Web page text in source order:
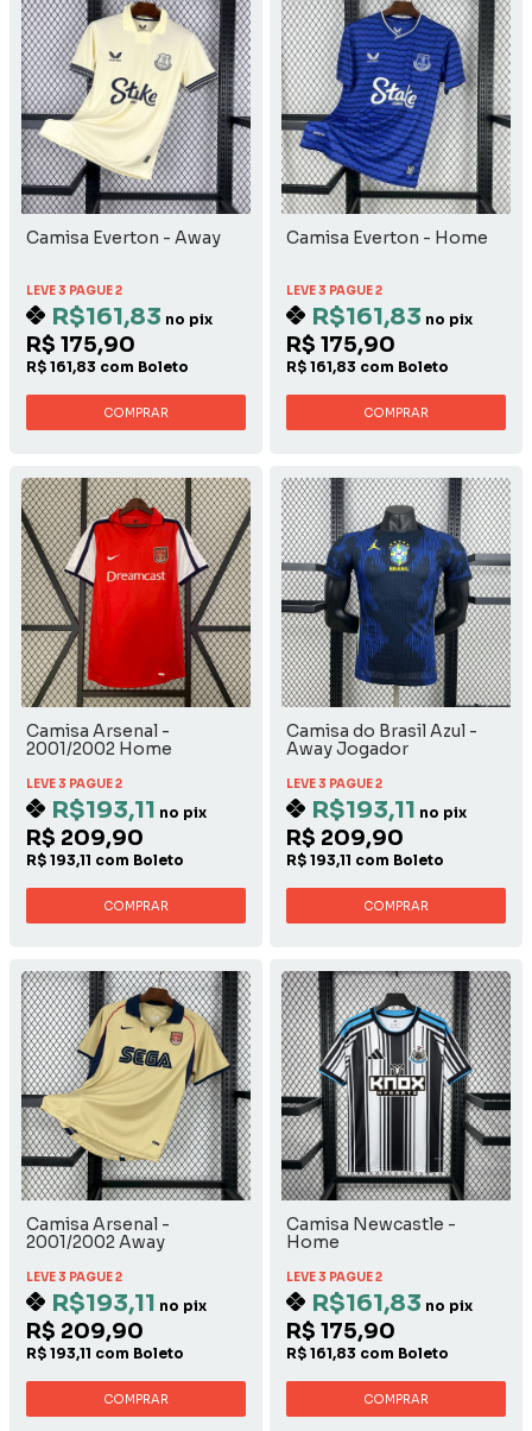
Camisa Everton - Away
LEVE 3 PAGUE 2
R$161,83 no pix
R$ 175,90
R$ 161,83 com Boleto
COMPRAR
Camisa Everton - Home
LEVE 3 PAGUE 2
R$161,83 no pix
R$ 175,90
R$ 161,83 com Boleto
COMPRAR
Camisa Arsenal -
2001/2002 Home
LEVE 3 PAGUE 2
R$193,11 no pix
R$ 209,90
R$ 193,11 com Boleto
COMPRAR
Camisa do Brasil Azul -
Away Jogador
LEVE 3 PAGUE 2
R$193,11 no pix
R$ 209,90
R$ 193,11 com Boleto
COMPRAR
Camisa Arsenal -
2001/2002 Away
LEVE 3 PAGUE 2
R$193,11 no pix
R$ 209,90
R$ 193,11 com Boleto
COMPRAR
Camisa Newcastle -
Home
LEVE 3 PAGUE 2
R$161,83 no pix
R$ 175,90
R$ 161,83 com Boleto
COMPRAR